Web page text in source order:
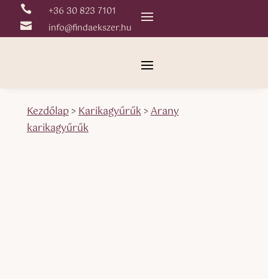
 +36 30 823 7101
 info@findaekszer.hu
Kezdőlap>Karikagyűrűk>Arany
karikagyűrűk